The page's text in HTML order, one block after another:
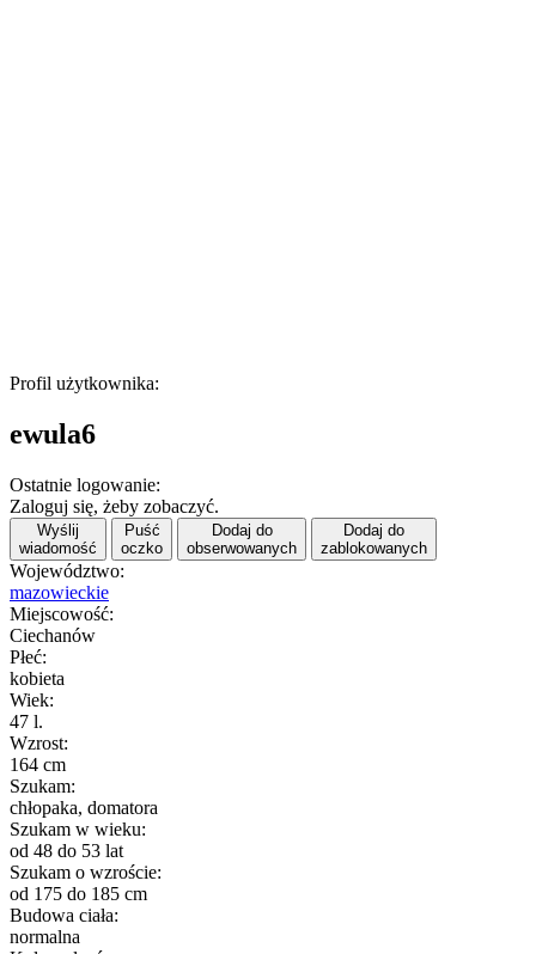
Profil użytkownika:
ewula6
Ostatnie logowanie:
Zaloguj się, żeby zobaczyć.
Wyślij
wiadomość
Puść
oczko
Dodaj do
obserwowanych
Dodaj do
zablokowanych
Województwo:
mazowieckie
Miejscowość:
Ciechanów
Płeć:
kobieta
Wiek:
47 l.
Wzrost:
164 cm
Szukam:
chłopaka, domatora
Szukam w wieku:
od 48 do 53 lat
Szukam o wzroście:
od 175 do 185 cm
Budowa ciała:
normalna